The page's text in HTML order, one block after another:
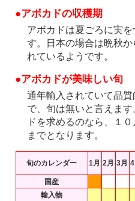
●アボカドの収穫期
アボカドは夏ごろに実
す。日本の場合は晩秋
れているようです。
●アボカドが美味しい旬
通年輸入されていて品
で、旬は無いと言えま
ドを求めるのなら、１
までとなります。
旬のカレンダー 1月 2月 3月 4
国産
輸入物